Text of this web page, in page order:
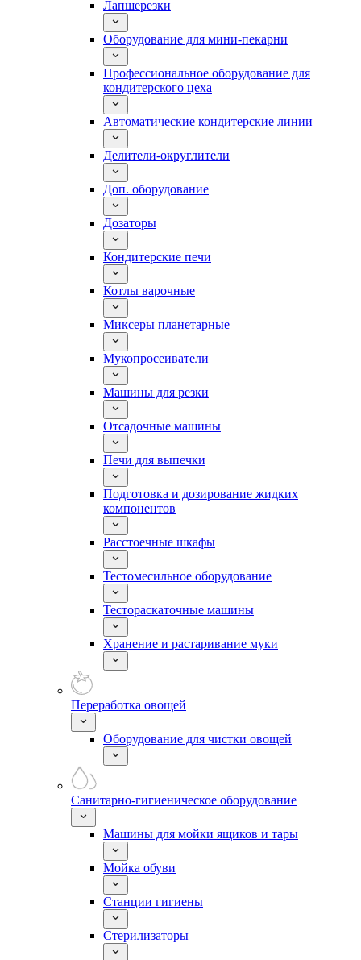
Лапшерезки
Оборудование для мини-пекарни
Профессиональное оборудование для
кондитерского цеха
Автоматические кондитерские линии
Делители-округлители
Доп. оборудование
Дозаторы
Кондитерские печи
Котлы варочные
Миксеры планетарные
Мукопросеиватели
Машины для резки
Отсадочные машины
Печи для выпечки
Подготовка и дозирование жидких
компонентов
Расстоечные шкафы
Тестомесильное оборудование
Тестораскаточные машины
Хранение и растаривание муки
Переработка овощей
Оборудование для чистки овощей
Санитарно-гигиеническое оборудование
Машины для мойки ящиков и тары
Мойка обуви
Станции гигиены
Стерилизаторы